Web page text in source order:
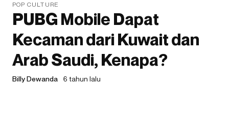
POP CULTURE
PUBG Mobile Dapat
Kecaman dari Kuwait dan
Arab Saudi, Kenapa?
Billy Dewanda 6 tahun lalu